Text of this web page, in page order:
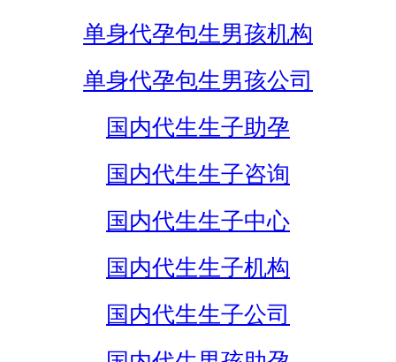
单身代孕包生男孩机构
单身代孕包生男孩公司
国内代生生子助孕
国内代生生子咨询
国内代生生子中心
国内代生生子机构
国内代生生子公司